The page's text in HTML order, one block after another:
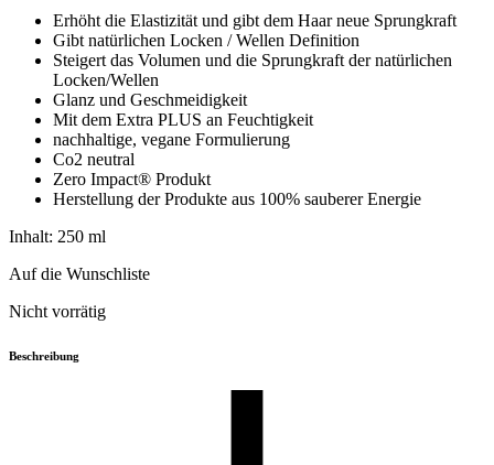
Erhöht die Elastizität und gibt dem Haar neue Sprungkraft
Gibt natürlichen Locken / Wellen Definition
Steigert das Volumen und die Sprungkraft der natürlichen
Locken/Wellen
Glanz und Geschmeidigkeit
Mit dem Extra PLUS an Feuchtigkeit
nachhaltige, vegane Formulierung
Co2 neutral
Zero Impact® Produkt
Herstellung der Produkte aus 100% sauberer Energie
Inhalt: 250 ml
Auf die Wunschliste
Nicht vorrätig
Beschreibung